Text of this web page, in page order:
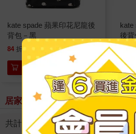
kate spade 蘋果印花尼龍後
背包－黑
84 折 特價 5880 元
加入購物車
kate
後背
折
居家休閒 > 全部商品
共計 筆， 頁數 1 /1